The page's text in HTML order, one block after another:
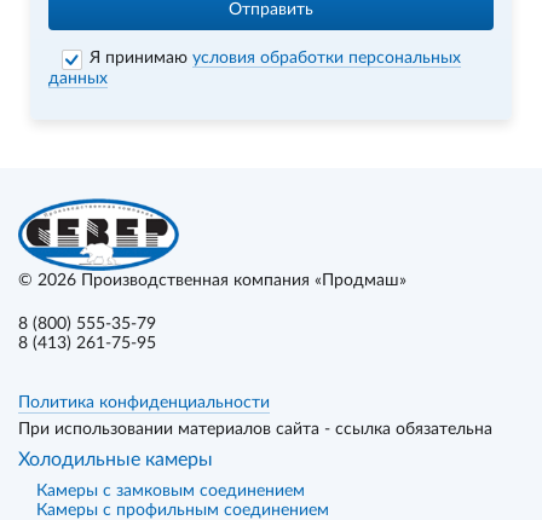
Отправить
Я принимаюусловия обработки персональных
данных
© 2026 Производственная компания «Продмаш»
8 (800) 555-35-79
8 (413) 261-75-95
Политика конфиденциальности
При использовании материалов сайта - ссылка обязательна
Холодильные камеры
Камеры с замковым соединением
Камеры с профильным соединением